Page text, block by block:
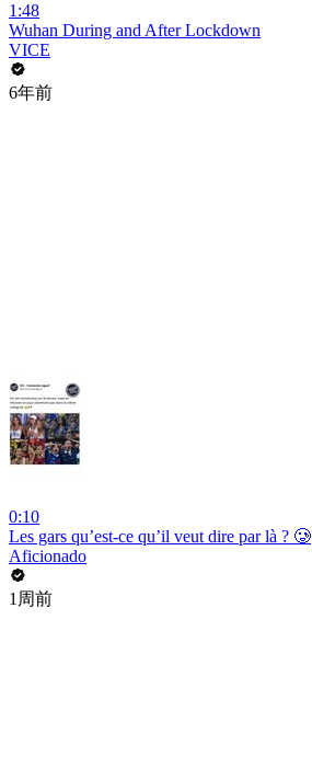
1:48
Wuhan During and After Lockdown
VICE
6年前
0:10
Les gars qu’est-ce qu’il veut dire par là ? 🥲
Aficionado
1周前